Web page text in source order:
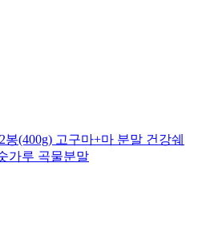
(400g) 고구마+마 분말 건강쉐
가루 곡물분말